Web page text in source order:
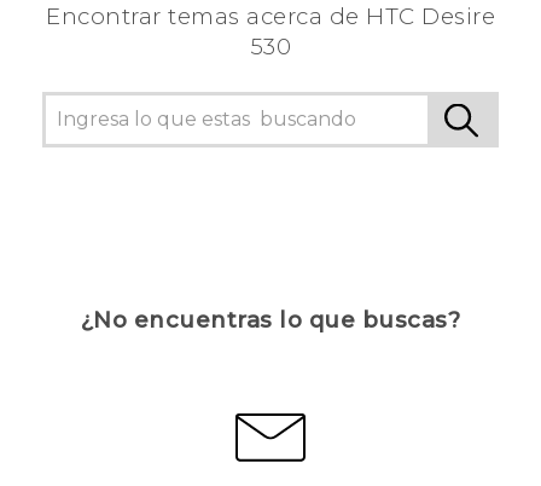
Encontrar temas acerca de HTC Desire
530
¿No encuentras lo que buscas?